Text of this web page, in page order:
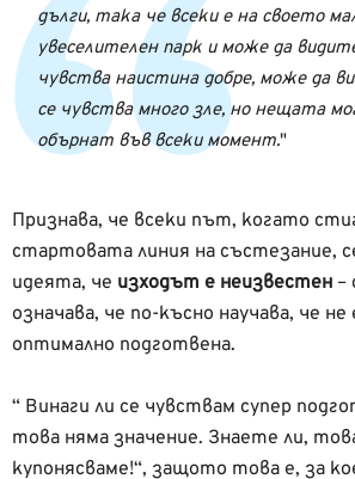
дълги, така че всеки е на своето
увеселителен парк и може да
чувства наистина добре, може да
се чувства много зле, но нещата
обърнат във всеки момент.
Признава, че всеки път, когато
стартовата линия на състезание,
идеята, че изходът е неизвестен –
означава, че по-късно научава, че
оптимално подготвена.
“ Винаги ли се чувствам супер
това няма значение. Знаете ли,
купонясваме!“, защото това е, за